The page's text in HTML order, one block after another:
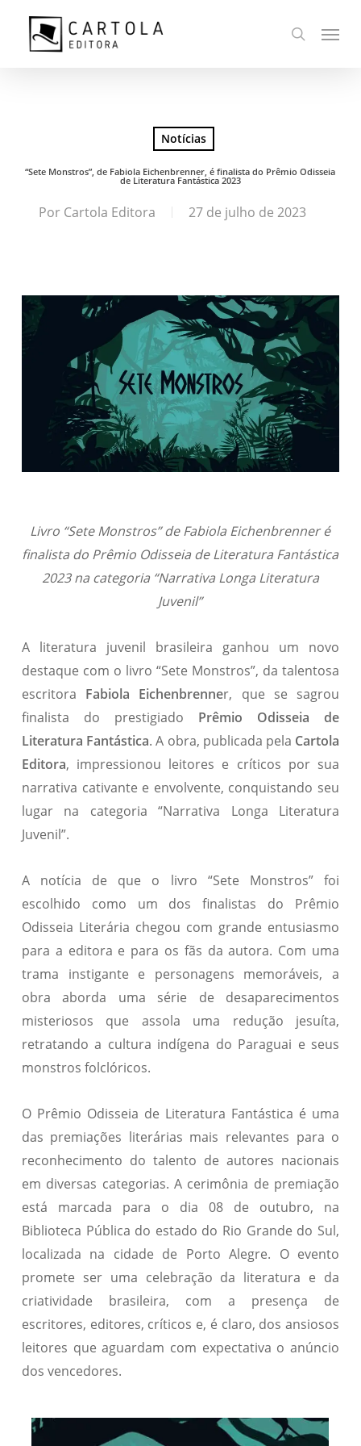
busca
Menu
Notícias
“Sete Monstros”, de Fabiola Eichenbrenner, é finalista do Prêmio Odisseia
de Literatura Fantástica 2023
Por Cartola Editora 27 de julho de 2023
Livro “Sete Monstros” de Fabiola Eichenbrenner é
finalista do Prêmio Odisseia de Literatura Fantástica
2023 na categoria “Narrativa Longa Literatura
Juvenil”
A literatura juvenil brasileira ganhou um novo
destaque com o livro “Sete Monstros”, da talentosa
escritora Fabiola Eichenbrenner, que se sagrou
finalista do prestigiado Prêmio Odisseia de
Literatura Fantástica. A obra, publicada pela Cartola
Editora, impressionou leitores e críticos por sua
narrativa cativante e envolvente, conquistando seu
lugar na categoria “Narrativa Longa Literatura
Juvenil”.
A notícia de que o livro “Sete Monstros” foi
escolhido como um dos finalistas do Prêmio
Odisseia Literária chegou com grande entusiasmo
para a editora e para os fãs da autora. Com uma
trama instigante e personagens memoráveis, a
obra aborda uma série de desaparecimentos
misteriosos que assola uma redução jesuíta,
retratando a cultura indígena do Paraguai e seus
monstros folclóricos.
O Prêmio Odisseia de Literatura Fantástica é uma
das premiações literárias mais relevantes para o
reconhecimento do talento de autores nacionais
em diversas categorias. A cerimônia de premiação
está marcada para o dia 08 de outubro, na
Biblioteca Pública do estado do Rio Grande do Sul,
localizada na cidade de Porto Alegre. O evento
promete ser uma celebração da literatura e da
criatividade brasileira, com a presença de
escritores, editores, críticos e, é claro, dos ansiosos
leitores que aguardam com expectativa o anúncio
dos vencedores.